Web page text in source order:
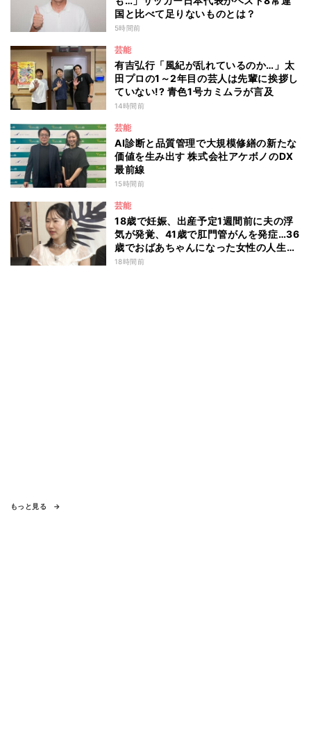
国と比べて足りないものとは？
5時間前
芸能
有吉弘行「風紀が乱れているのか…」太
田プロの1～2年目の芸人は先輩に挨拶し
ていない!? 青色1号カミムラが言及
14時間前
芸能
AI診断と品質管理で大規模修繕の新たな
価値を生み出す 株式会社アケボノのDX
最前線
15時間前
芸能
18歳で妊娠、出産予定1週間前に夫の浮
気が発覚、41歳で肛門管がんを発症…36
歳でおばあちゃんになった女性の人生に
島田珠代も思わず涙 『愛のハイエナ
18時間前
もっと見る